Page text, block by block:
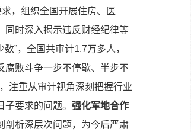
，组织全国开展住房、医
同时深入揭示违反财经纪律等
数”，全国共审计1.7万多人，
腐败斗争一步不停歇、半步不
注重从审计视角深刻把握行业
要求的问题。 强化军地合作
剖析深层次问题，为今后严肃